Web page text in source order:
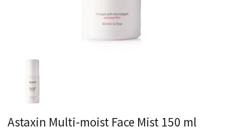
Astaxin Multi-moist Face Mist 150 ml